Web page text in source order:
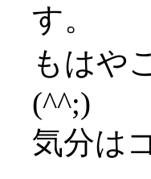
す。
もはや
(^^;)
気分は